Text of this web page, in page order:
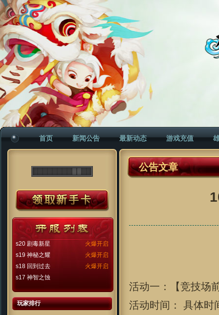
首页 新闻公告 最新动态 游戏充值
火爆开启
s20 剧毒新星
火爆开启
s19 神秘之耀
火爆开启
s18 回到过去
s17 神智之蚀
玩家排行
公告文章
活动一：【竞技场
活动时间： 具体时